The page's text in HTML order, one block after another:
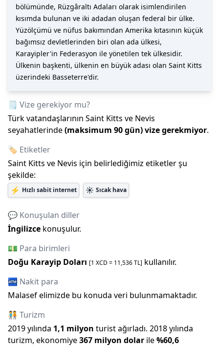
bölümünde, Rüzgâraltı Adaları olarak isimlendirilen
kısımda bulunan ve iki adadan oluşan federal bir ülke.
Yüzölçümü ve nüfus bakımından Amerika kıtasının küçük
bağımsız devletlerinden biri olan ada ülkesi,
Karayipler'in Federasyon ile yönetilen tek ülkesidir.
Ülkenin başkenti, ülkenin en büyük adası olan Saint Kitts
üzerindeki Basseterre'dir.
🗒️ Vize gerekiyor mu?
Türk vatandaşlarının Saint Kitts ve Nevis
seyahatlerinde(maksimum 90gün)vize gerekmiyor.
🏷️ Etiketler
Saint Kitts ve Nevis için belirlediğimiz etiketler şu
şekilde:
⚡ Hızlı sabit internet ☀️ Sıcak hava
💬 Konuşulan diller
İngilizce konuşulur.
💵 Para birimleri
Doğu Karayip Doları [1 XCD = 11,536TL] kullanılır.
🏧 Nakit para
Malasef elimizde bu konuda veri bulunmamaktadır.
🧑‍🤝‍🧑 Turizm
2019yılında 1,1 milyon turist ağırladı. 2018yılında
turizm, ekonomiye367 milyon dolar ile%60,6